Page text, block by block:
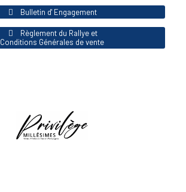
Bulletin d' Engagement
Règlement du Rallye et
Conditions Générales de vente